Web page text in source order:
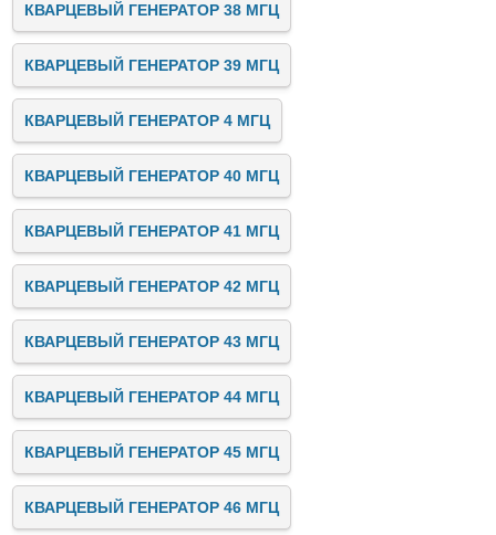
КВАРЦЕВЫЙ ГЕНЕРАТОР 38 МГЦ
КВАРЦЕВЫЙ ГЕНЕРАТОР 39 МГЦ
КВАРЦЕВЫЙ ГЕНЕРАТОР 4 МГЦ
КВАРЦЕВЫЙ ГЕНЕРАТОР 40 МГЦ
КВАРЦЕВЫЙ ГЕНЕРАТОР 41 МГЦ
КВАРЦЕВЫЙ ГЕНЕРАТОР 42 МГЦ
КВАРЦЕВЫЙ ГЕНЕРАТОР 43 МГЦ
КВАРЦЕВЫЙ ГЕНЕРАТОР 44 МГЦ
КВАРЦЕВЫЙ ГЕНЕРАТОР 45 МГЦ
КВАРЦЕВЫЙ ГЕНЕРАТОР 46 МГЦ